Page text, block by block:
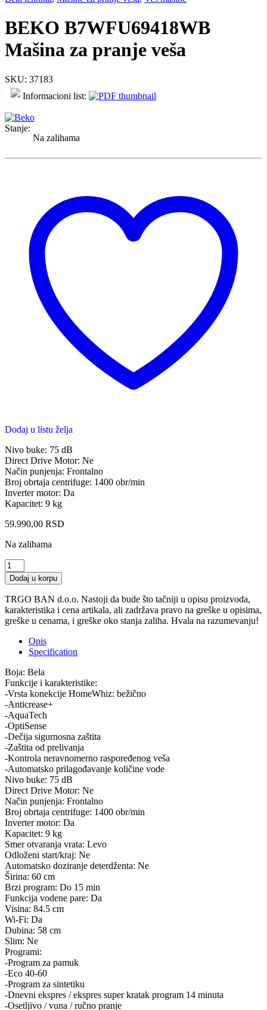
BEKO B7WFU69418WB
Mašina za pranje veša
SKU: 37183
Informacioni list:
Stanje:
Na zalihama
Dodaj u listu želja
Nivo buke: 75 dB
Direct Drive Motor: Ne
Način punjenja: Frontalno
Broj obrtaja centrifuge: 1400 obr/min
Inverter motor: Da
Kapacitet: 9 kg
59.990,00 RSD
Na zalihama
BEKO
B7WFU69418WB
Mašina
za
pranje
veša
quantity
Dodaj u korpu
TRGO BAN d.o.o. Nastoji da bude što tačniji u opisu proizvoda,
karakteristika i cena artikala, ali zadržava pravo na greške u opisima,
greške u cenama, i greške oko stanja zaliha. Hvala na razumevanju!
Opis
Specification
Boja: Bela
Funkcije i karakteristike:
-Vrsta konekcije HomeWhiz: bežično
-Anticrease+
-AquaTech
-OptiSense
-Dečija sigurnosna zaštita
-Zaštita od prelivanja
-Kontrola neravnomerno raspoređenog veša
-Automatsko prilagođavanje količine vode
Nivo buke: 75 dB
Direct Drive Motor: Ne
Način punjenja: Frontalno
Broj obrtaja centrifuge: 1400 obr/min
Inverter motor: Da
Kapacitet: 9 kg
Smer otvaranja vrata: Levo
Odloženi start/kraj: Ne
Automatsko doziranje deterdženta: Ne
Širina: 60 cm
Brzi program: Do 15 min
Funkcija vodene pare: Da
Visina: 84.5 cm
Wi-Fi: Da
Dubina: 58 cm
Slim: Ne
Programi:
-Program za pamuk
-Eco 40-60
-Program za sintetiku
-Dnevni ekspres / ekspres super kratak program 14 minuta
-Osetljivo / vuna / ručno pranje